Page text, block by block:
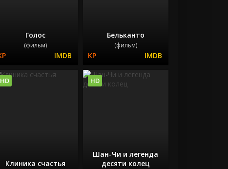
Голос
(фильм)
Бельканто
(фильм)
Клиника счастья
HD
Шан-Чи и легенда
десяти колец
HD